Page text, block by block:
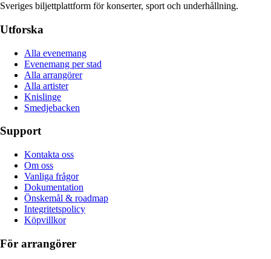
Sveriges biljettplattform för konserter, sport och underhållning.
Utforska
Alla evenemang
Evenemang per stad
Alla arrangörer
Alla artister
Knislinge
Smedjebacken
Support
Kontakta oss
Om oss
Vanliga frågor
Dokumentation
Önskemål & roadmap
Integritetspolicy
Köpvillkor
För arrangörer